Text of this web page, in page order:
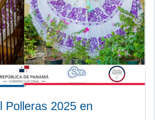
Polleras 2025 en